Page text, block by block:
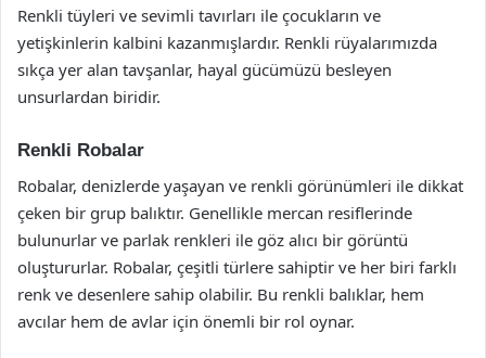
Renkli tüyleri ve sevimli tavırları ile çocukların ve
yetişkinlerin kalbini kazanmışlardır. Renkli rüyalarımızda
sıkça yer alan tavşanlar, hayal gücümüzü besleyen
unsurlardan biridir.
Renkli Robalar
Robalar, denizlerde yaşayan ve renkli görünümleri ile dikkat
çeken bir grup balıktır. Genellikle mercan resiflerinde
bulunurlar ve parlak renkleri ile göz alıcı bir görüntü
oluştururlar. Robalar, çeşitli türlere sahiptir ve her biri farklı
renk ve desenlere sahip olabilir. Bu renkli balıklar, hem
avcılar hem de avlar için önemli bir rol oynar.